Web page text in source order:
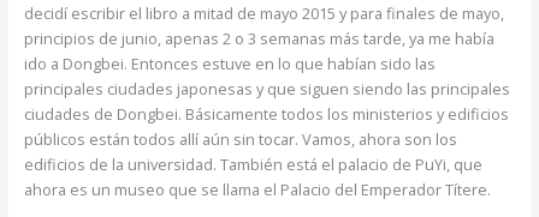
decidí escribir el libro a mitad de mayo 2015 y para finales de mayo,
principios de junio, apenas 2 o 3 semanas más tarde, ya me había
ido a Dongbei. Entonces estuve en lo que habían sido las
principales ciudades japonesas y que siguen siendo las principales
ciudades de Dongbei. Básicamente todos los ministerios y edificios
públicos están todos allí aún sin tocar. Vamos, ahora son los
edificios de la universidad. También está el palacio de PuYi, que
ahora es un museo que se llama el Palacio del Emperador Títere.